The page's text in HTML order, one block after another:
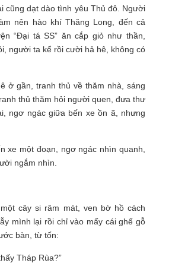
cũng dạt dào tình yêu Thủ đô. Người
nên hào khí Thăng Long, đến cả
“Đại tá SS” ăn cắp giỏ như thần,
người ta kể rồi cười hả hê, không có
ở gần, tranh thủ về thăm nhà, sáng
thủ thăm hỏi người quen, đưa thư
ngơ ngác giữa bến xe ồn ã, nhưng
xe một đoạn, ngơ ngác nhìn quanh,
ngắm nhìn.
cây si râm mát, ven bờ hồ cách
mình lại rồi chỉ vào mấy cái ghế gỗ
bàn, từ tốn:
Tháp Rùa?”